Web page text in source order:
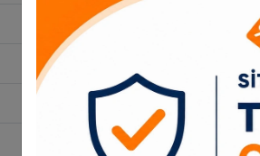
DisplayPort 1.4 x 1
Yok